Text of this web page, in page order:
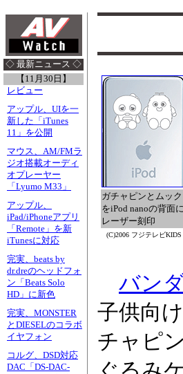
◇ 最新ニュース ◇
【11月30日】
レビュー
アップル、UIを一
新した「iTunes
11」を公開
マウス、AM/FMラ
ジオ搭載オーディ
オプレーヤー
「Lyumo M33」
アップル、
iPad/iPhoneアプリ
「Remote」を新
iTunesに対応
完実、beats by
dr.dreのヘッドフォ
ン「Beats Solo
HD」に新色
完実、MONSTER
とDIESELのコラボ
イヤフォン
コルグ、DSD対応
DAC「DS-DAC-
ガチャピンとムック
をiPod nanoの背面に
レーザー刻印
(C)2006 フジテレビKIDS
バン
子供向
チャピ